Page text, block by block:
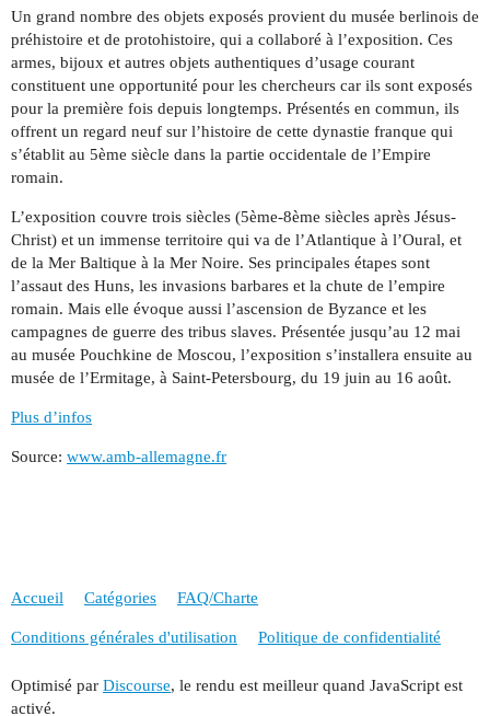
Un grand nombre des objets exposés provient du musée berlinois de
préhistoire et de protohistoire, qui a collaboré à l’exposition. Ces
armes, bijoux et autres objets authentiques d’usage courant
constituent une opportunité pour les chercheurs car ils sont exposés
pour la première fois depuis longtemps. Présentés en commun, ils
offrent un regard neuf sur l’histoire de cette dynastie franque qui
s’établit au 5ème siècle dans la partie occidentale de l’Empire
romain.
L’exposition couvre trois siècles (5ème-8ème siècles après Jésus-
Christ) et un immense territoire qui va de l’Atlantique à l’Oural, et
de la Mer Baltique à la Mer Noire. Ses principales étapes sont
l’assaut des Huns, les invasions barbares et la chute de l’empire
romain. Mais elle évoque aussi l’ascension de Byzance et les
campagnes de guerre des tribus slaves. Présentée jusqu’au 12 mai
au musée Pouchkine de Moscou, l’exposition s’installera ensuite au
musée de l’Ermitage, à Saint-Petersbourg, du 19 juin au 16 août.
Plus d’infos
Source: www.amb-allemagne.fr
Accueil Catégories FAQ/Charte
Conditions générales d'utilisation Politique de confidentialité
Optimisé par Discourse, le rendu est meilleur quand JavaScript est
activé.